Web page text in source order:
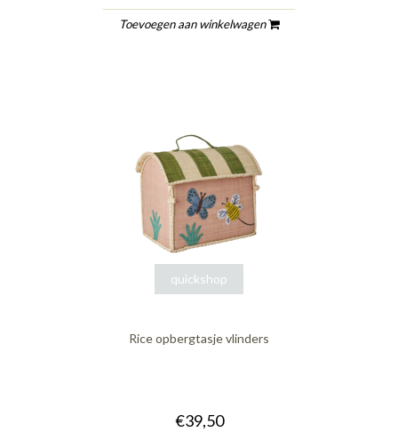
Toevoegen aan winkelwagen
quickshop
Rice opbergtasje vlinders
€39,50